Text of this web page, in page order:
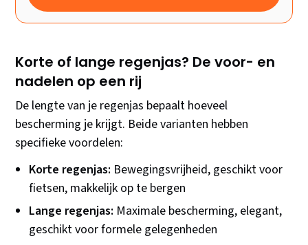
Korte of lange regenjas? De voor- en
nadelen op een rij
De lengte van je regenjas bepaalt hoeveel
bescherming je krijgt. Beide varianten hebben
specifieke voordelen:
Korte regenjas: Bewegingsvrijheid, geschikt voor
fietsen, makkelijk op te bergen
Lange regenjas: Maximale bescherming, elegant,
geschikt voor formele gelegenheden